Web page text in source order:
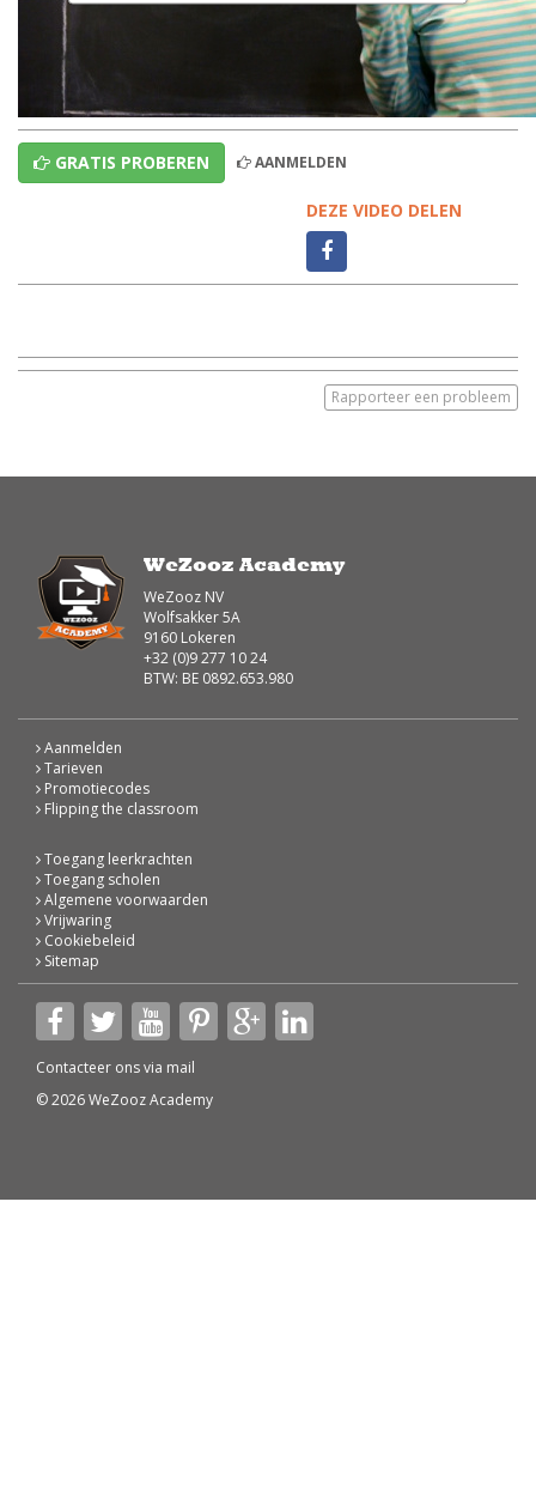
GRATIS PROBEREN AANMELDEN
DEZE VIDEO DELEN
Rapporteer een probleem
WeZooz Academy
WeZooz NV
Wolfsakker 5A
9160 Lokeren
+32 (0)9 277 10 24
BTW: BE 0892.653.980
Aanmelden
Tarieven
Promotiecodes
Flipping the classroom
Toegang leerkrachten
Toegang scholen
Algemene voorwaarden
Vrijwaring
Cookiebeleid
Sitemap
Contacteer ons via mail
© 2026 WeZooz Academy